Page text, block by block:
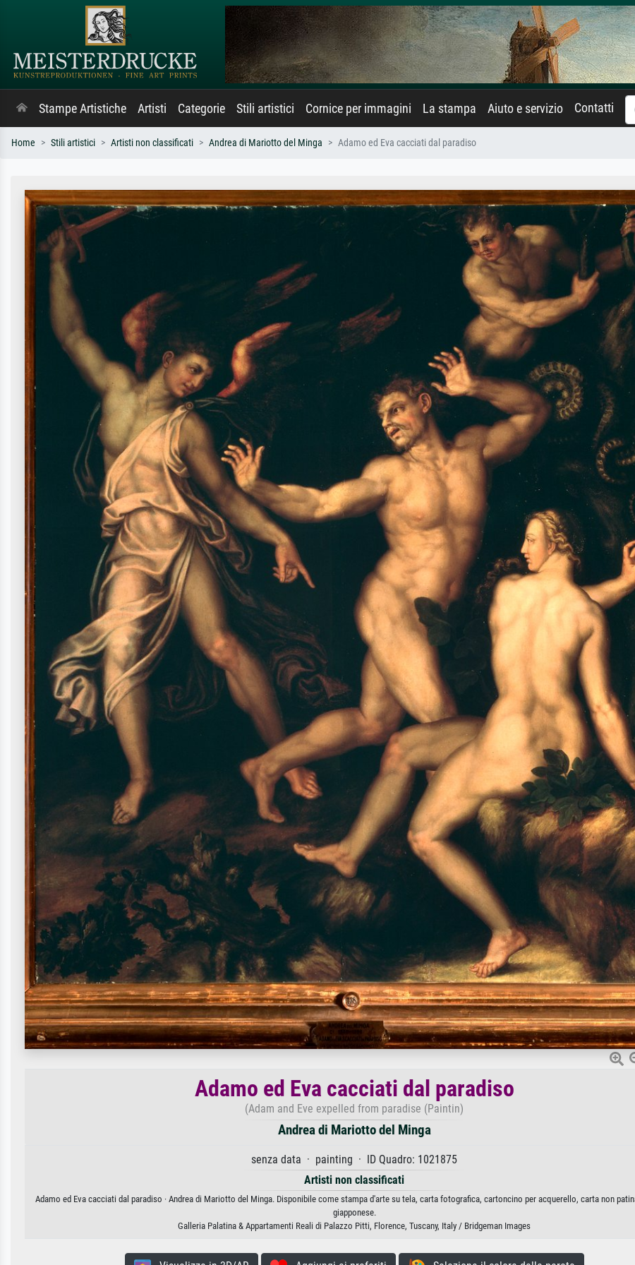
Stampe Artistiche Artisti Categorie Stili artistici Cornice per immagini La stampa Aiuto e servizio Contatti
Home Stili artistici Artisti non classificati Andrea di Mariotto del Minga Adamo ed Eva cacciati dal paradiso
Adamo ed Eva cacciati dal paradiso
(Adam and Eve expelled from paradise (Paintin)
Andrea di Mariotto del Minga
senza data · painting · ID Quadro: 1021875
Artisti non classificati
Adamo ed Eva cacciati dal paradiso · Andrea di Mariotto del Minga. Disponibile come stampa d'arte su tela, carta fotografica, cartoncino per acquerello, carta non
giapponese.
Galleria Palatina & Appartamenti Reali di Palazzo Pitti, Florence, Tuscany, Italy / Bridgeman Images